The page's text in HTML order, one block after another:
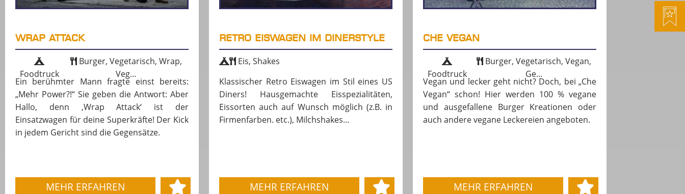
WRAP ATTACK
Foodtruck
Burger, Vegetarisch, Wrap,
Veg...
Ein berühmter Mann fragte einst bereits:
„Mehr Power?!“ Sie geben die Antwort: Aber
Hallo, denn ‚Wrap Attack‘ ist der
Einsatzwagen für deine Superkräfte! Der Kick
in jedem Gericht sind die Gegensätze.
MEHR ERFAHREN
RETRO EISWAGEN IM DINERSTYLE
Eis, Shakes
Klassischer Retro Eiswagen im Stil eines US
Diners! Hausgemachte Eisspezialitäten,
Eissorten auch auf Wunsch möglich (z.B. in
Firmenfarben. etc.), Milchshakes…
MEHR ERFAHREN
CHE VEGAN
Foodtruck
Burger, Vegetarisch, Vegan,
Ge...
Vegan und lecker geht nicht? Doch, bei „Che
Vegan“ schon! Hier werden 100 % vegane
und ausgefallene Burger Kreationen oder
auch andere vegane Leckereien angeboten.
MEHR ERFAHREN